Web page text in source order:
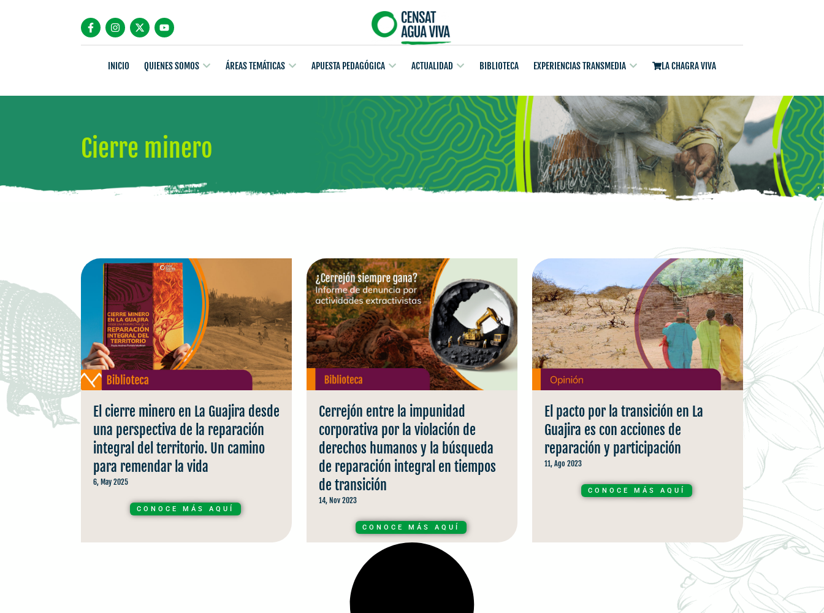
INICIO QUIENES SOMOS ÁREAS TEMÁTICAS APUESTA PEDAGÓGICA ACTUALIDAD BIBLIOTECA EXPERIENCIAS TRANSMEDIA LA CHAGRA VIVA
Cierre minero
El cierre minero en La Guajira desde
una perspectiva de la reparación
integral del territorio. Un camino
para remendar la vida
6, May 2025
CONOCE MÁS AQUÍ
Cerrejón entre la impunidad
corporativa por la violación de
derechos humanos y la búsqueda
de reparación integral en tiempos
de transición
14, Nov 2023
CONOCE MÁS AQUÍ
El pacto por la transición en La
Guajira es con acciones de
reparación y participación
11, Ago 2023
CONOCE MÁS AQUÍ